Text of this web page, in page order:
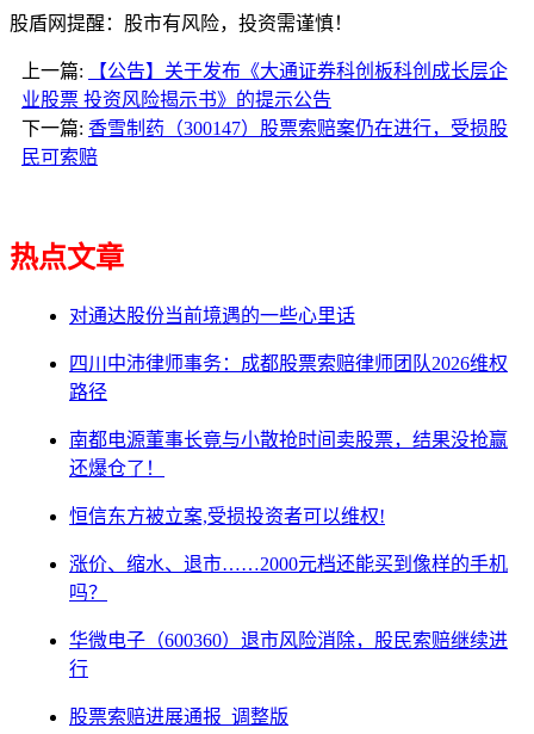
股盾网提醒：股市有风险，投资需谨慎！
上一篇:
【公告】关于发布《大通证券科创板科创成长层企
业股票 投资风险揭示书》的提示公告
下一篇: 香雪制药（300147）股票索赔案仍在进行，受损股
民可索赔
热点文章
对通达股份当前境遇的一些心里话
四川中沛律师事务：成都股票索赔律师团队2026维权
路径
南都电源董事长竟与小散抢时间卖股票，结果没抢赢
还爆仓了！
恒信东方被立案,受损投资者可以维权!
涨价、缩水、退市……2000元档还能买到像样的手机
吗？
华微电子（600360）退市风险消除，股民索赔继续进
行
股票索赔进展通报_调整版